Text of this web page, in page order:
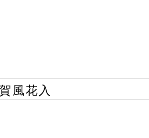
風花入